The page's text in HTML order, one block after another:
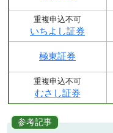
重複申込不可
いちよし証券
極東証券
重複申込不可
むさし証券
参考記事